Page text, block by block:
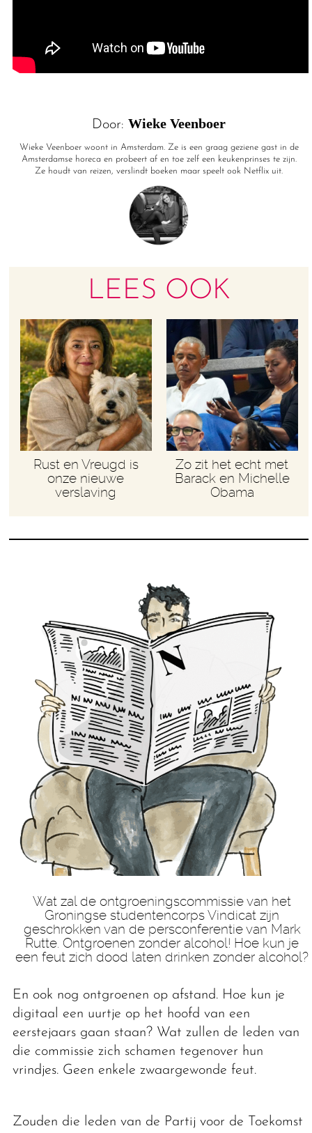
Door: Wieke Veenboer
Wieke Veenboer woont in Amsterdam. Ze is een graag geziene gast in de
Amsterdamse horeca en probeert af en toe zelf een keukenprinses te zijn.
Ze houdt van reizen, verslindt boeken maar speelt ook Netflix uit.
LEES OOK
Rust en Vreugd is
onze nieuwe
verslaving
Zo zit het echt met
Barack en Michelle
Obama
Wat zal de ontgroeningscommissie van het
Groningse studentencorps Vindicat zijn
geschrokken van de persconferentie van Mark
Rutte. Ontgroenen zonder alcohol! Hoe kun je
een feut zich dood laten drinken zonder alcohol?
En ook nog ontgroenen op afstand. Hoe kun je
digitaal een uurtje op het hoofd van een
eerstejaars gaan staan? Wat zullen de leden van
die commissie zich schamen tegenover hun
vrindjes. Geen enkele zwaargewonde feut.
Zouden die leden van de Partij voor de Toekomst